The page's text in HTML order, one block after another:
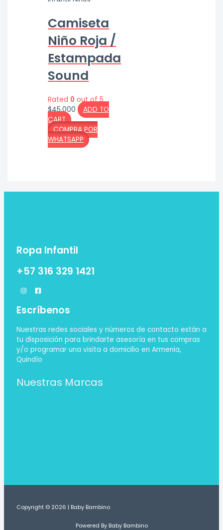
Camiseta
Niño Roja /
Estampada
Sound
Rated 0 out of 5
$45,000
ADD TO
CART
COMPRA POR
WHATSAPP
Ropa Infantil
+57 316 329 1421
Escríbenos
Nuestras redes sociales y números de contacto están a
tu disposición para brindarte asesoría en tus compras
y/o programar una visita a domicilio en Armenia,
Quindío
Nuestras Marcas
Copyright © 2026 | Baby Bambino
Powered By Baby Bambino